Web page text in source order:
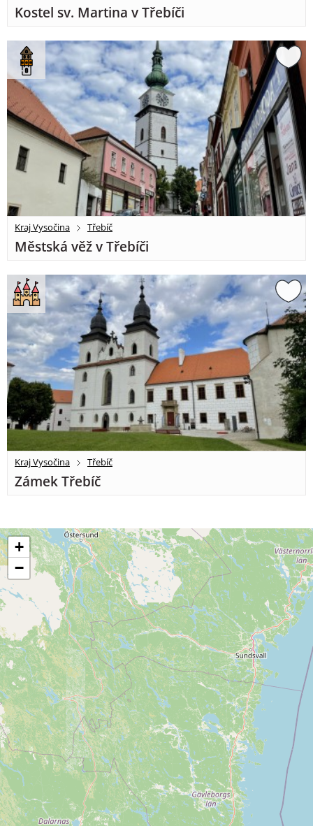
Kostel sv. Martina v Třebíči
Kraj Vysočina Třebíč
Městská věž v Třebíči
Kraj Vysočina Třebíč
Zámek Třebíč
+
−